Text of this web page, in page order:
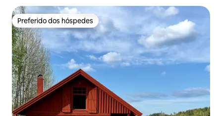
Preferido dos hóspedes
Preferido dos hóspedes